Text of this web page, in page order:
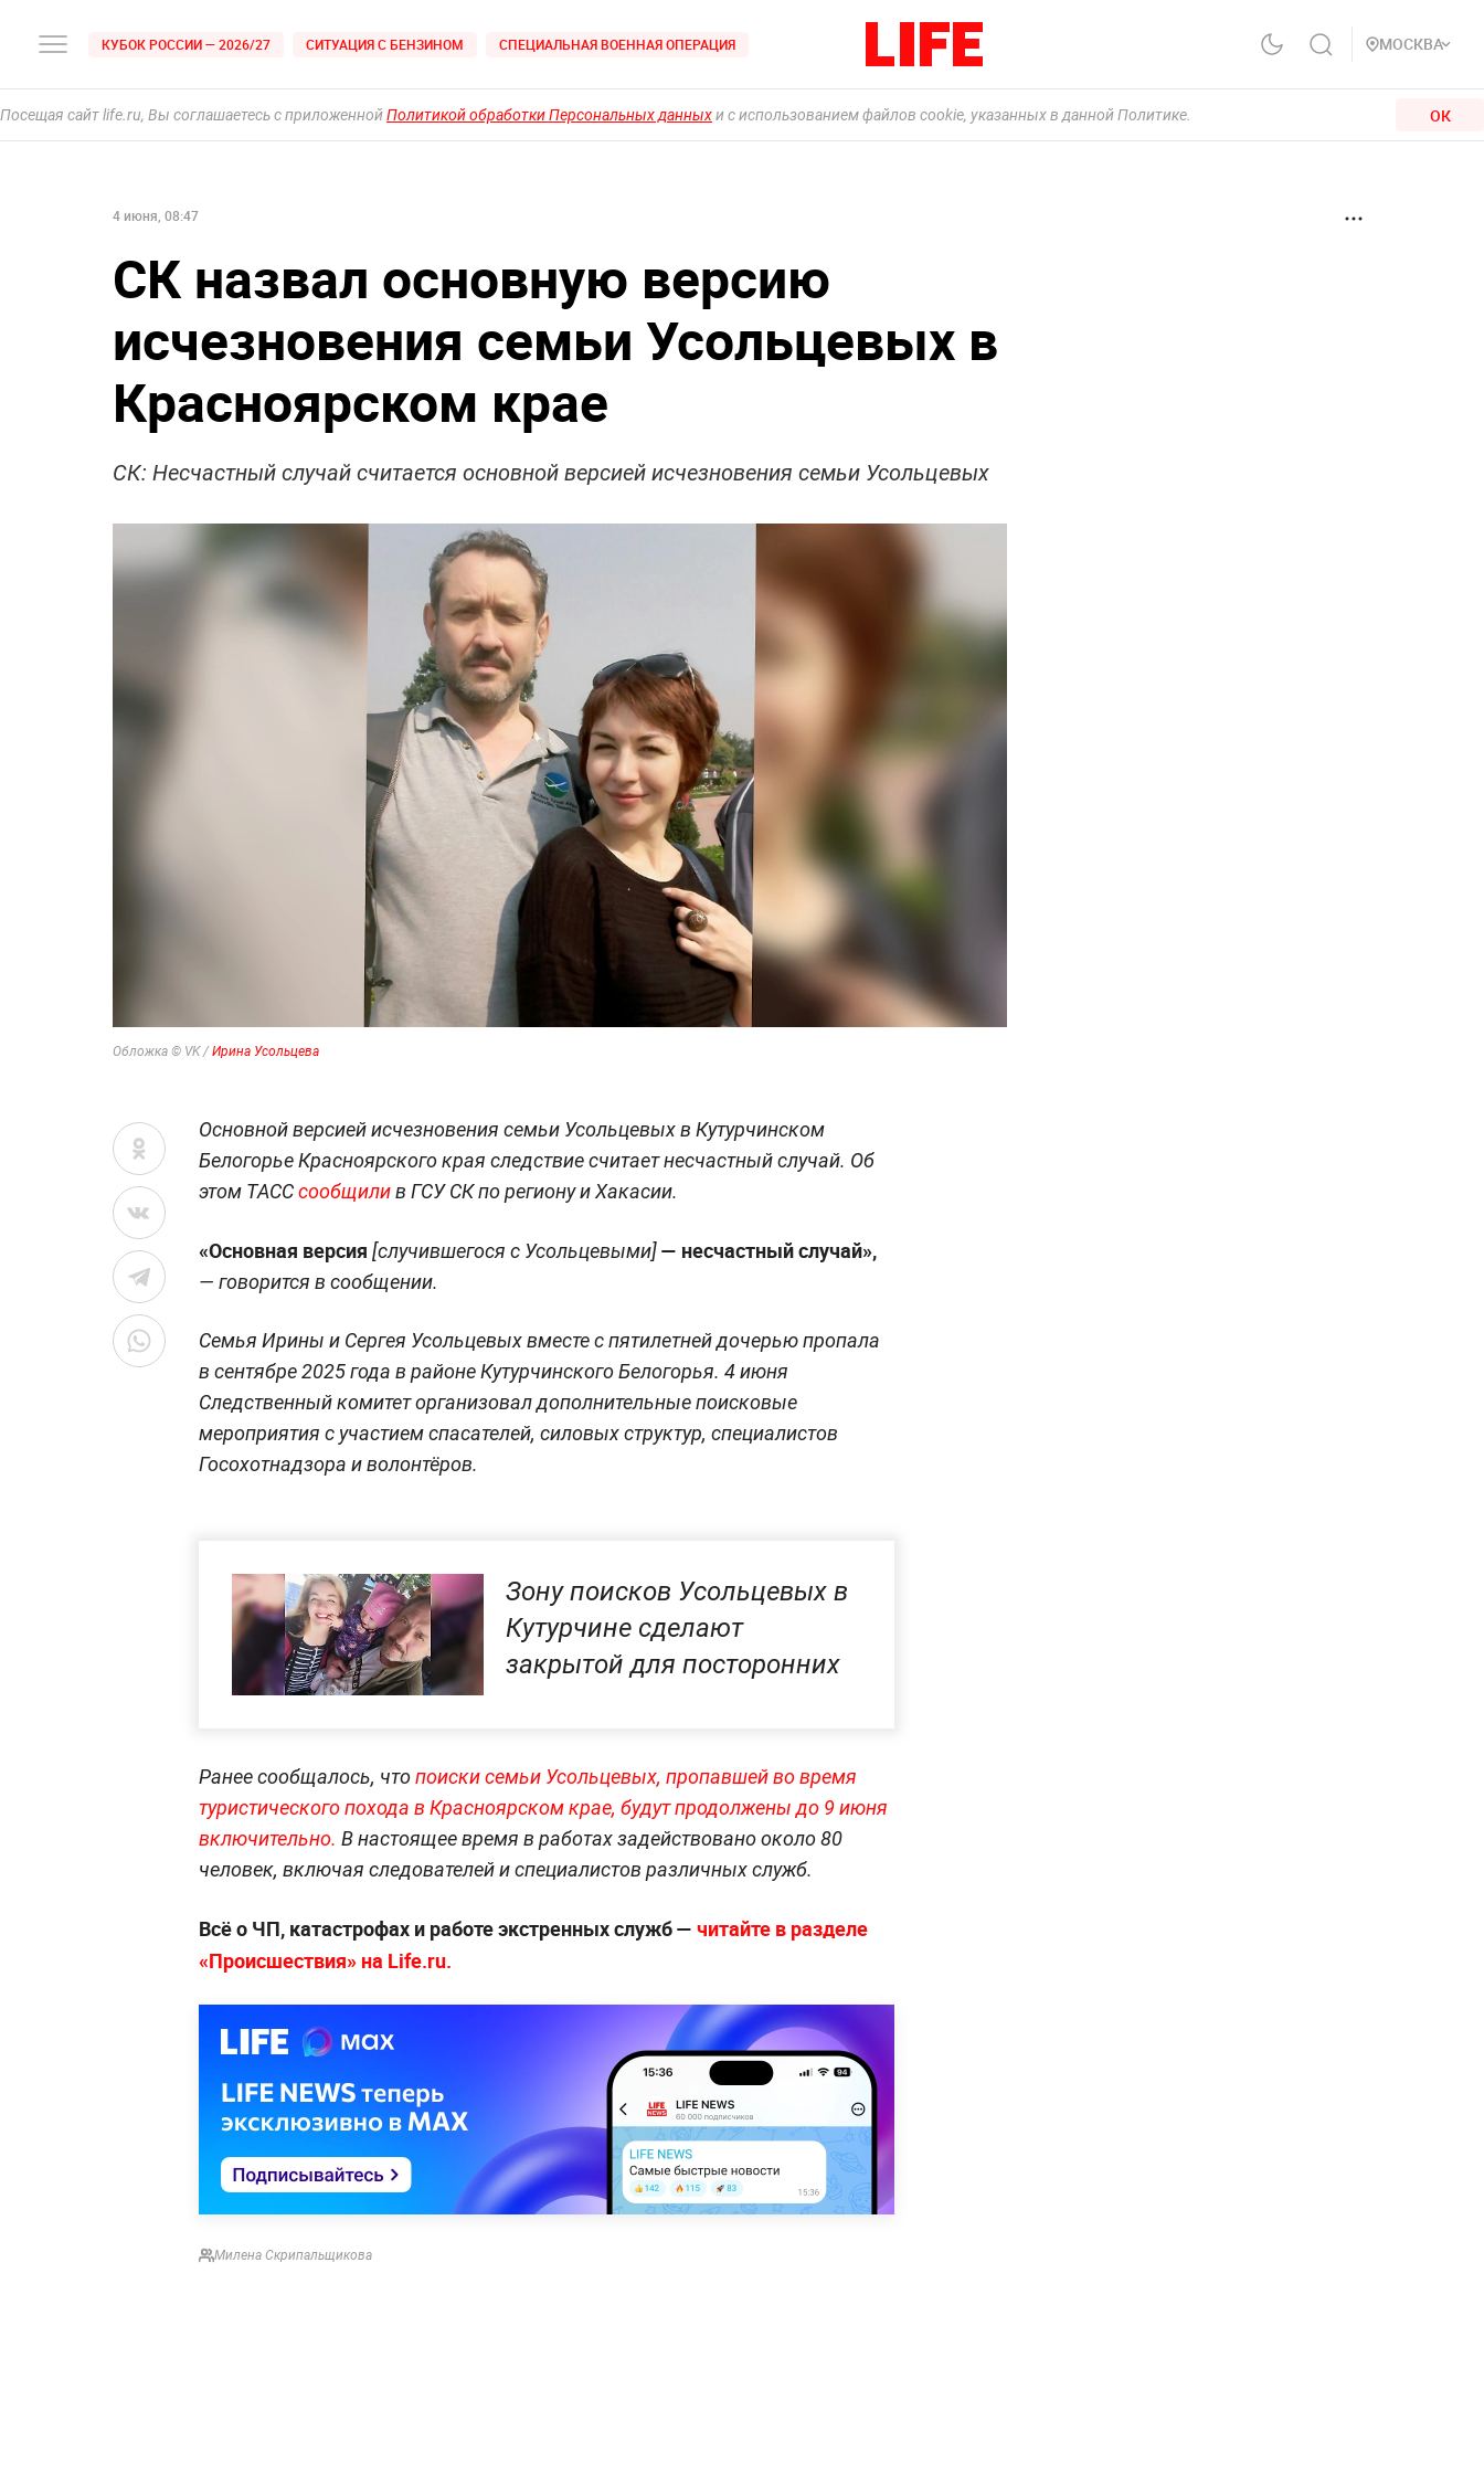
КУБОК РОССИИ — 2026/27 СИТУАЦИЯ С БЕНЗИНОМ СПЕЦИАЛЬНАЯ ВОЕННАЯ ОПЕРАЦИЯ МОСКВА
Посещая сайт life.ru, Вы соглашаетесь с приложеннойПолитикой обработки Персональных данныхи с использованием файлов cookie, указанных в данной Политике. ОК
4 июня, 08:47
СК назвал основную версию
исчезновения семьи Усольцевых в
Красноярском крае
СК: Несчастный случай считается основной версией исчезновения семьи Усольцевых
Обложка © VK / Ирина Усольцева
Основной версией исчезновения семьи Усольцевых в Кутурчинском
Белогорье Красноярского края следствие считает несчастный случай. Об
этом ТАССсообщилив ГСУ СК по региону и Хакасии.
«Основная версия [случившегося с Усольцевыми]— несчастный случай»,
— говорится в сообщении.
Семья Ирины и Сергея Усольцевых вместе с пятилетней дочерью пропала
в сентябре 2025 года в районе Кутурчинского Белогорья. 4 июня
Следственный комитет организовал дополнительные поисковые
мероприятия с участием спасателей, силовых структур, специалистов
Госохотнадзора и волонтёров.
Зону поисков Усольцевых в
Кутурчине сделают
закрытой для посторонних
Ранее сообщалось, чтопоиски семьи Усольцевых, пропавшей во время
туристического похода в Красноярском крае, будут продолжены до 9 июня
включительно. В настоящее время в работах задействовано около 80
человек, включая следователей и специалистов различных служб.
Всё о ЧП, катастрофах и работе экстренных служб — читайте в разделе
«Происшествия» на Life.ru.
Милена Скрипальщикова